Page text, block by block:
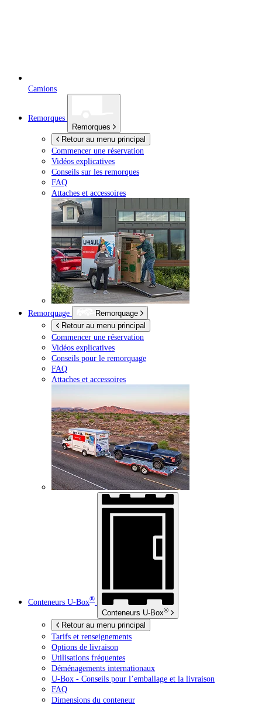
Camions
Remorques
Remorques
Retour au menu principal
Commencer une réservation
Vidéos explicatives
Conseils sur les remorques
FAQ
Attaches et accessoires
Remorquage
Remorquage
Retour au menu principal
Commencer une réservation
Vidéos explicatives
Conseils pour le remorquage
FAQ
Attaches et accessoires
Conteneurs U-Box®
Conteneurs U-Box®
Retour au menu principal
Tarifs et renseignements
Options de livraison
Utilisations fréquentes
Déménagements internationaux
U-Box - Conseils pour l’emballage et la livraison
FAQ
Dimensions du conteneur